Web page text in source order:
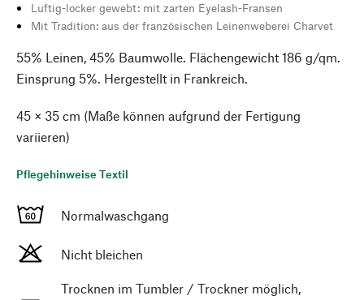
Luftig-locker gewebt: mit zarten Eyelash-Fransen
Mit Tradition: aus der französischen Leinenweberei Charvet
55% Leinen, 45% Baumwolle. Flächengewicht 186 g/qm.
Einsprung 5%. Hergestellt in Frankreich.
45 × 35 cm (Maße können aufgrund der Fertigung
variieren)
Pflegehinweise Textil
Normalwaschgang
Nicht bleichen
Trocknen im Tumbler / Trockner möglich,